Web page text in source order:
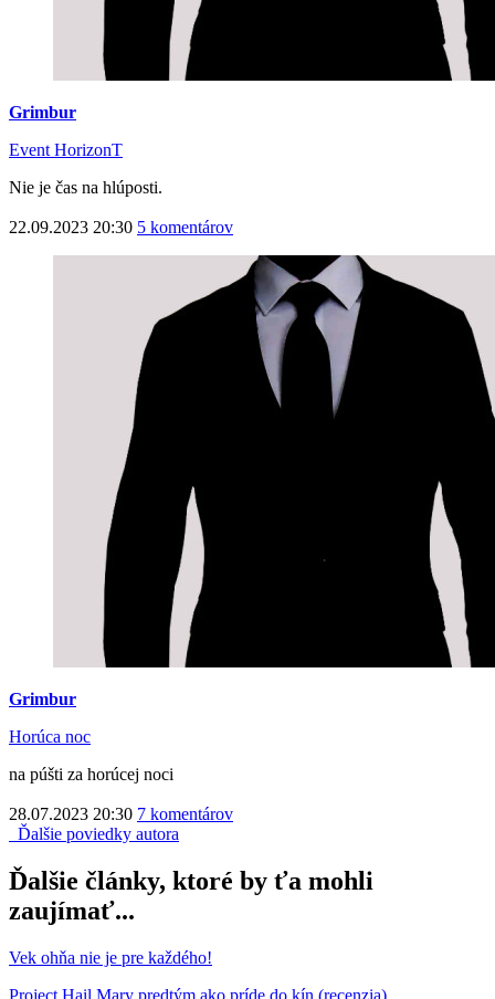
Grimbur
Event HorizonT
Nie je čas na hlúposti.
22.09.2023 20:30 5 komentárov
Grimbur
Horúca noc
na púšti za horúcej noci
28.07.2023 20:30 7 komentárov
Ďalšie poviedky autora
Ďalšie články, ktoré by ťa mohli
zaujímať...
Vek ohňa nie je pre každého!
Project Hail Mary predtým ako príde do kín (recenzia)